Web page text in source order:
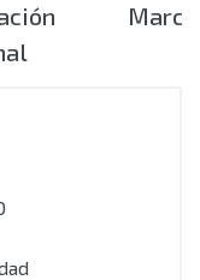
Marca